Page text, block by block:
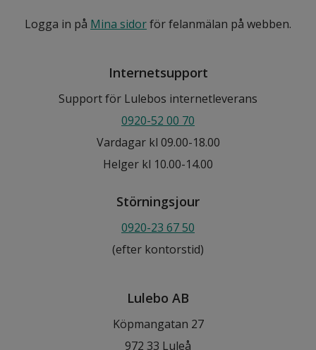
Logga in på Mina sidorför felanmälan på webben.
Internetsupport
Support för Lulebos internetleverans
0920-52 00 70
Vardagar kl 09.00-18.00
Helger kl 10.00-14.00
Störningsjour
0920-23 67 50
(efter kontorstid)
Lulebo AB
Köpmangatan 27
972 33 Luleå